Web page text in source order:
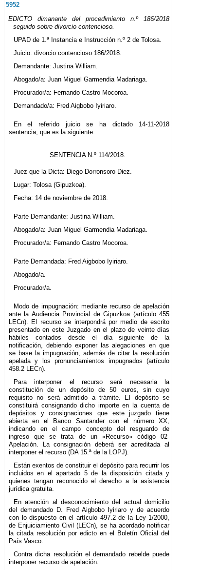
5952
EDICTO dimanante del procedimiento n.º 186/2018
seguido sobre divorcio contencioso.
UPAD de 1.ª Instancia e Instrucción n.º 2 de Tolosa.
Juicio: divorcio contencioso 186/2018.
Demandante: Justina William.
Abogado/a: Juan Miguel Garmendia Madariaga.
Procurador/a: Fernando Castro Mocoroa.
Demandado/a: Fred Aigbobo Iyiriaro.
En el referido juicio se ha dictado 14-11-2018
sentencia, que es la siguiente:
SENTENCIA N.º 114/2018.
Juez que la Dicta: Diego Dorronsoro Diez.
Lugar: Tolosa (Gipuzkoa).
Fecha: 14 de noviembre de 2018.
Parte Demandante: Justina William.
Abogado/a: Juan Miguel Garmendia Madariaga.
Procurador/a: Fernando Castro Mocoroa.
Parte Demandada: Fred Aigbobo Iyiriaro.
Abogado/a.
Procurador/a.
Modo de impugnación: mediante recurso de apelación
ante la Audiencia Provincial de Gipuzkoa (artículo 455
LECn). El recurso se interpondrá por medio de escrito
presentado en este Juzgado en el plazo de veinte días
hábiles contados desde el día siguiente de la
notificación, debiendo exponer las alegaciones en que
se base la impugnación, además de citar la resolución
apelada y los pronunciamientos impugnados (artículo
458.2 LECn).
Para interponer el recurso será necesaria la
constitución de un depósito de 50 euros, sin cuyo
requisito no será admitido a trámite. El depósito se
constituirá consignando dicho importe en la cuenta de
depósitos y consignaciones que este juzgado tiene
abierta en el Banco Santander con el número XX,
indicando en el campo concepto del resguardo de
ingreso que se trata de un «Recurso» código 02-
Apelación. La consignación deberá ser acreditada al
interponer el recurso (DA 15.ª de la LOPJ).
Están exentos de constituir el depósito para recurrir los
incluidos en el apartado 5 de la disposición citada y
quienes tengan reconocido el derecho a la asistencia
jurídica gratuita.
En atención al desconocimiento del actual domicilio
del demandado D. Fred Aigbobo Iyiriaro y de acuerdo
con lo dispuesto en el artículo 497.2 de la Ley 1/2000,
de Enjuiciamiento Civil (LECn), se ha acordado notificar
la citada resolución por edicto en el Boletín Oficial del
País Vasco.
Contra dicha resolución el demandado rebelde puede
interponer recurso de apelación.